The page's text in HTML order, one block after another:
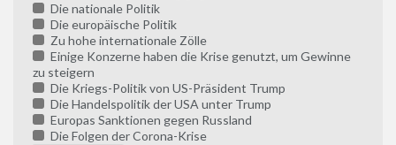
Die nationale Politik
Die europäische Politik
Zu hohe internationale Zölle
Einige Konzerne haben die Krise genutzt, um Gewinne
zu steigern
Die Kriegs-Politik von US-Präsident Trump
Die Handelspolitik der USA unter Trump
Europas Sanktionen gegen Russland
Die Folgen der Corona-Krise